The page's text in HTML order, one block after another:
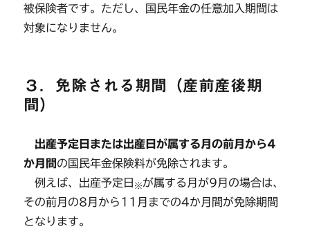
被保険者です。ただし、国民年金の任意加入期間は
対象になりません。
３．免除される期間（産前産後期
間）
出産予定日または出産日が属する月の前月から4
か月間 の国民年金保険料が免除されます。
例えば、出産予定日 ※が属する月が9月の場合は、
その前月の8月から11月までの4か月間が免除期間
となります。